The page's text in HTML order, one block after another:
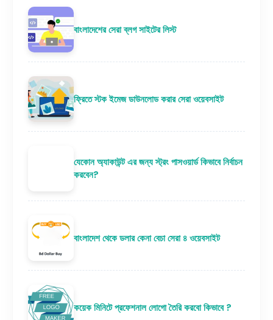
বাংলাদেশের সেরা ব্লগ সাইটের লিস্ট
ফ্রিতে স্টক ইমেজ ডাউনলোড করার সেরা ওয়েবসাইট
যেকোন অ্যাকাউন্ট এর জন্য স্ট্রং পাসওয়ার্ড কিভাবে নির্বাচন
করবেন?
বাংলাদেশ থেকে ডলার কেনা বেচা সেরা ৪ ওয়েবসাইট
কয়েক মিনিটে প্রফেশনাল লোগো তৈরি করবো কিভাবে ?